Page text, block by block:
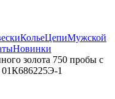
КольеЦепиМужской
Новинки
золота 750 пробы с
1